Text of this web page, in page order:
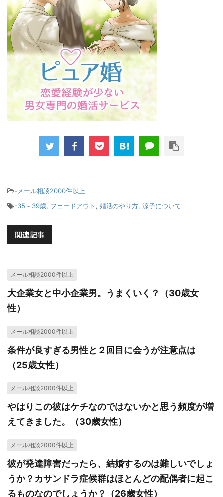
- メール相談2000件以上
-35～39歳, フェードアウト , 婚活のやり方, 涼子について
関連記事
メール相談2000件以上
大企業女と中小企業男。うまくいく？（30歳女
性）
メール相談2000件以上
条件が良すぎる男性と２回目に会うが注意点は
（25歳女性）
メール相談2000件以上
やはりこの彼はケチなのではないかと思う頻度が増
えてきました。（30歳女性）
メール相談2000件以上
彼が発達障害だったら、結婚するのは難しいでしょ
うか？カサンドラ症候群はほとんどの配偶者に起こ
るものなのでしょうか？（26歳女性）